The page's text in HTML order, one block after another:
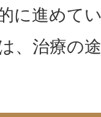
に進めて
、治療の